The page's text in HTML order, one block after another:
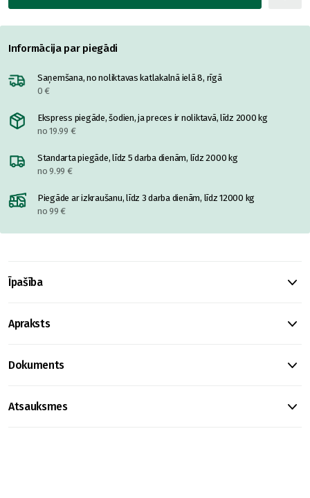
Informācija par piegādi
Saņemšana, no noliktavas katlakalnā ielā 8, rīgā
0 €
Ekspress piegāde, šodien, ja preces ir noliktavā, līdz 2000 kg
no 19.99 €
Standarta piegāde, līdz 5 darba dienām, līdz 2000 kg
no 9.99 €
Piegāde ar izkraušanu, līdz 3 darba dienām, līdz 12000 kg
no 99 €
Īpašība
Apraksts
Dokuments
Atsauksmes